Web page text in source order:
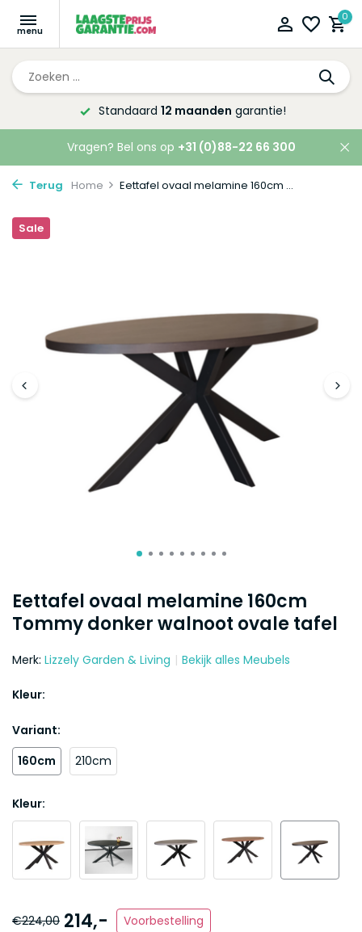
0
Standaard 12 maanden garantie!
Vragen? Bel ons op +31 (0)88-22 66 300
Terug Home Eettafel ovaal melamine 160cm ...
Eettafel ovaal melamine 160cm
Tommy donker walnoot ovale tafel
Sale
Merk: Lizzely Garden & Living Bekijk alles Meubels
Kleur:
Variant:
160cm
210cm
Kleur:
€224,00 214,- Voorbestelling